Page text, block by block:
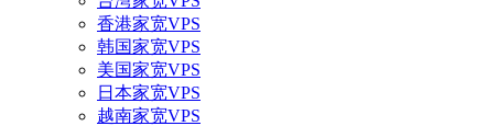
香港家宽VPS
韩国家宽VPS
美国家宽VPS
日本家宽VPS
越南家宽VPS